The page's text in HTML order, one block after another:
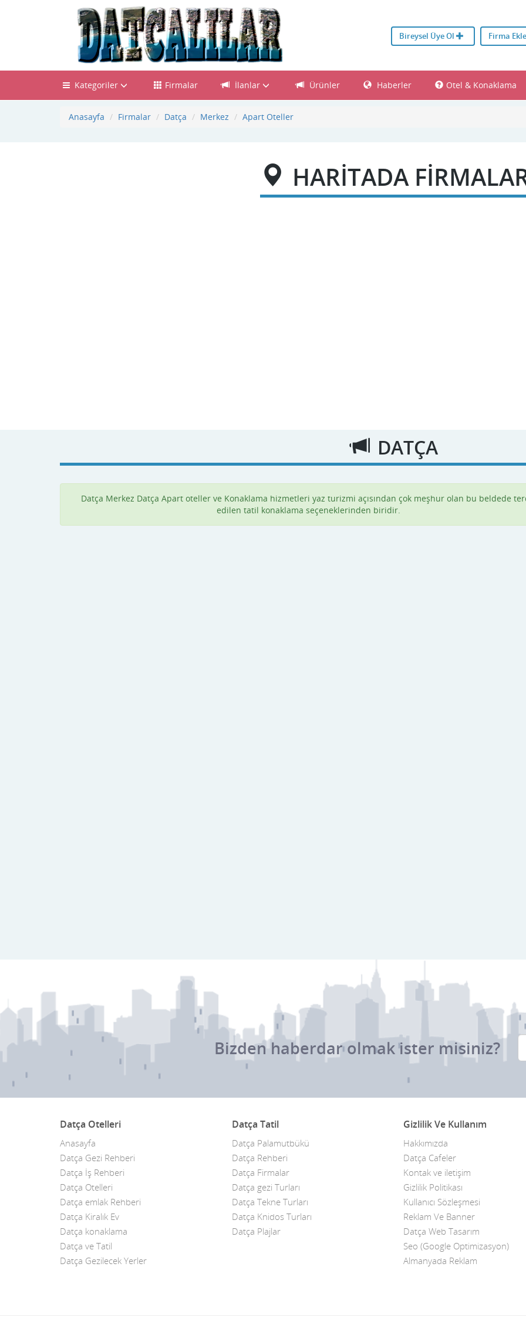
Bireysel Üye Ol Firma Ekle
Kategoriler Firmalar İlanlar Ürünler Haberler Otel & Konaklama
Anasayfa Firmalar Datça Merkez Apart Oteller
HARİTADA
DATÇA
Datça Merkez Datça Apart oteller ve Konaklama hizmetleri yaz turizmi açısından çok meşhur olan bu beldede
edilen tatil konaklama seçeneklerinden biridir.
Bizden haberdar olmak ister misiniz?
Datça Otelleri
Anasayfa
Datça Gezi Rehberi
Datça İş Rehberi
Datça Otelleri
Datça emlak Rehberi
Datça Kiralık Ev
Datça konaklama
Datça ve Tatil
Datça Gezilecek Yerler
Datça Tatil
Datça Palamutbükü
Datça Rehberi
Datça Firmalar
Datça gezi Turları
Datça Tekne Turları
Datça Knidos Turları
Datça Plajlar
Gizlilik Ve Kullanım
Hakkımızda
Datça Cafeler
Kontak ve iletişim
Gizlilik Politikası
Kullanıcı Sözleşmesi
Reklam Ve Banner
Datça Web Tasarım
Seo (Google Optimizasyon)
Almanyada Reklam